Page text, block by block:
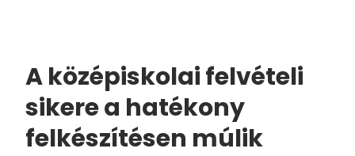
A középiskolai felvételi
sikere a hatékony
felkészítésen múlik